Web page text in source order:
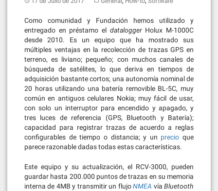
Como comunidad y Fundación hemos utilizado y
entregado en préstamo el dataloggerHolux M-1000C
desde 2010. Es un equipo que ha mostrado sus
múltiples ventajas en la recolección de trazas GPS en
terreno, es liviano; pequeño; con muchos canales de
búsqueda de satélites, lo que deriva en tiempos de
adquisición bastante cortos; una autonomía nominal de
20 horas utilizando una batería removible BL-5C, muy
común en antiguos celulares Nokia; muy fácil de usar,
con solo un interruptor para encendido y apagado, y
tres luces de referencia (GPS, Bluetooth y Batería);
capacidad para registrar trazas de acuerdo a reglas
configurables de tiempo o distancia; y un precio que
parece razonable dadas todas estas características.
Este equipo y su actualización, el RCV-3000, pueden
guardar hasta 200.000 puntos de trazas en su memoria
interna de 4MB y transmitir un flujoNMEA víaBluetooth